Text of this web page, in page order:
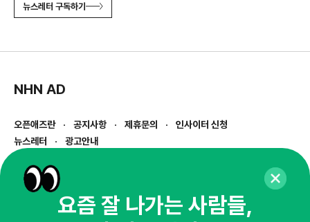
뉴스레터 구독하기
NHN AD
오픈애즈란 공지사항 제휴문의
인사이터 신청
뉴스레터
광고안내
경기도 성남시 분당구 대왕판교로645번길 16
사업자등록번호 : 144-81-27690(
통신판매업신고번호 : 2014-경기성남-1023
요즘 잘 나가는 사람들,